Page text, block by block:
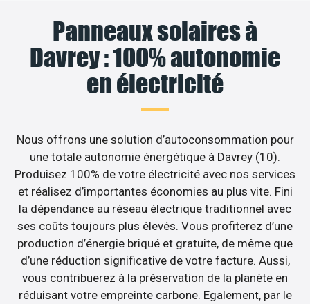
Panneaux solaires à
Davrey : 100% autonomie
en électricité
Nous offrons une solution d’autoconsommation pour
une totale autonomie énergétique à Davrey (10).
Produisez 100% de votre électricité avec nos services
et réalisez d’importantes économies au plus vite. Fini
la dépendance au réseau électrique traditionnel avec
ses coûts toujours plus élevés. Vous profiterez d’une
production d’énergie briqué et gratuite, de même que
d’une réduction significative de votre facture. Aussi,
vous contribuerez à la préservation de la planète en
réduisant votre empreinte carbone. Egalement, par le